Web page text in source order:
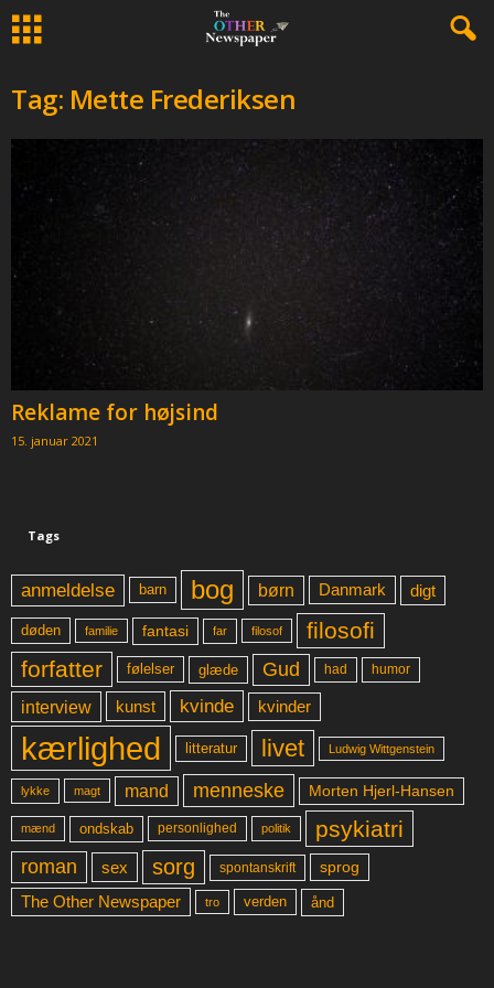
Tag: Mette Frederiksen
Reklame for højsind
15. januar 2021
Tags
anmeldelse barn bog børn Danmark digt
døden familie fantasi far filosof
filosofi
forfatter
følelser glæde Gud had humor
interview kunst kvinde kvinder
kærlighed litteratur livet Ludwig Wittgenstein
lykke magt mand menneske Morten Hjerl-Hansen
mænd ondskab personlighed politik psykiatri
roman sex sorg spontanskrift sprog
The Other Newspaper tro verden ånd